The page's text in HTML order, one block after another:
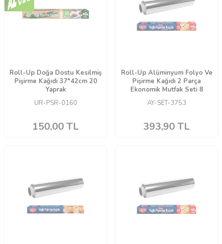
Roll-Up Doğa Dostu Kesilmiş
Pişirme Kağıdı 37*42cm 20
Yaprak
UR-PSR-0160
150,00TL
Roll-Up Alüminyum Folyo Ve
Pişirme Kağıdı 2 Parça
Ekonomik Mutfak Seti 8
AY-SET-3753
393,90TL